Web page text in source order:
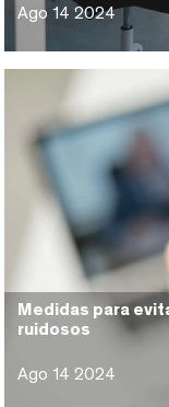
Ago 14 2024
Medidas para
ruidosos
Ago 14 2024